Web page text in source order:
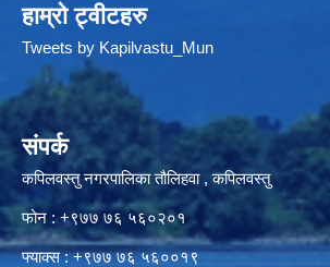
हाम्रो ट्वीटहरु
Tweets by Kapilvastu_Mun
संपर्क
कपिलवस्तु नगरपालिका तौलिहवा , कपिलवस्तु
फोन : +९७७ ७६ ५६०२०१
फ्याक्स : +९७७ ७६ ५६००१९